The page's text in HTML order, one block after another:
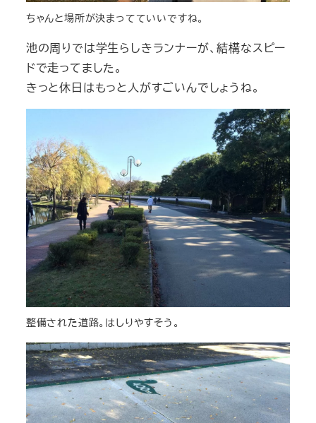
ちゃんと場所が決まってていいですね。
池の周りでは学生らしきランナーが、結構なスピー
ドで走ってました。
きっと休日はもっと人がすごいんでしょうね。
整備された道路。はしりやすそう。